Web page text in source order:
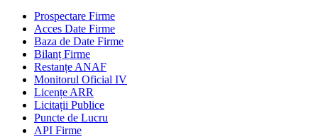
Prospectare Firme
Acces Date Firme
Baza de Date Firme
Bilanț Firme
Restanțe ANAF
Monitorul Oficial IV
Licențe ARR
Licitații Publice
Puncte de Lucru
API Firme